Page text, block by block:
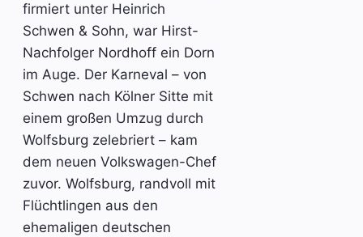
firmiert unter Heinrich
Schwen & Sohn, war Hirst-
Nachfolger Nordhoff ein Dorn
im Auge. Der Karneval – von
Schwen nach Kölner Sitte mit
einem großen Umzug durch
Wolfsburg zelebriert – kam
dem neuen Volkswagen-Chef
zuvor. Wolfsburg, randvoll mit
Flüchtlingen aus den
ehemaligen deutschen